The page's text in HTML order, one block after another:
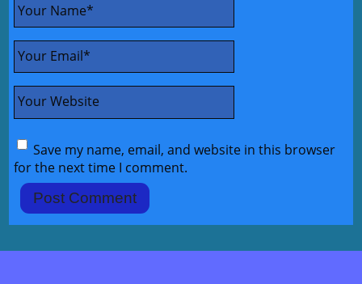
Your Name*
Your Email*
Your Website
Save my name, email, and website in this browser
for the next time I comment.